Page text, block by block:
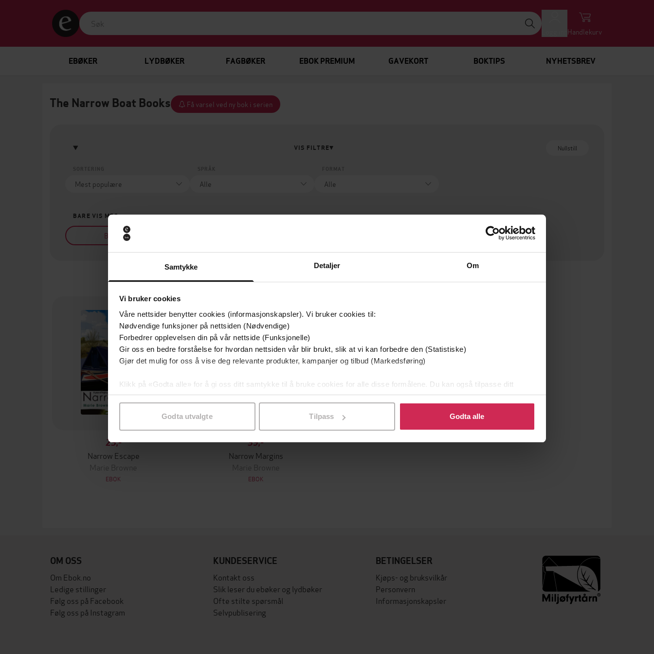
Samtykke Detaljer Om
Vi bruker cookies
Våre nettsider benytter cookies (informasjonskapsler). Vi bruker cookies til:
Nødvendige funksjoner på nettsiden (Nødvendige)
Forbedrer opplevelsen din på vår nettside (Funksjonelle)
Gir oss en bedre forståelse for hvordan nettsiden vår blir brukt, slik at vi kan forbedre den (Statistiske)
Gjør det mulig for oss å vise deg relevante produkter, kampanjer og tilbud (Markedsføring)
Klikk på «Godta alle» for å gi oss ditt samtykke til å bruke cookies for alle disse formålene. Du kan også tilpasse ditt
samtykke til spesifikke formål ved å klikke på «Tilpass». Du kan når som helst trekke tilbake eller endre ditt samtykke.
Godta utvalgte Tilpass Godta alle
Handlekurv
EBØKER LYDBØKER FAGBØKER EBOK PREMIUM GAVEKORT BOKTIPS NYHETSBREV
The Narrow Boat Books Få varsel ved ny bok i serien
VIS FILTRE Nullstill
BARE VIS MEG
Bøker på tilbud
23,-
Narrow Escape
Marie Browne
EBOK
39,-
Narrow Margins
Marie Browne
EBOK
OM OSS
Om Ebok.no
Ledige stillinger
Følg oss på Facebook
Følg oss på Instagram
KUNDESERVICE
Kontakt oss
Slik leser du ebøker og lydbøker
Ofte stilte spørsmål
Selvpublisering
BETINGELSER
Kjøps- og bruksvilkår
Personvern
Informasjonskapsler